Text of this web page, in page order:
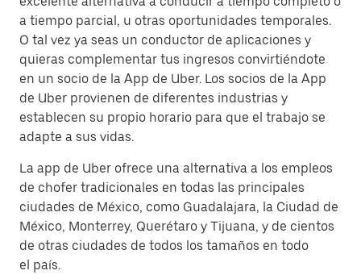
a tiempo parcial, u otras oportunidades temporales.
O tal vez ya seas un conductor de aplicaciones y
quieras complementar tus ingresos convirtiéndote
en un socio de la App de Uber. Los socios de la App
de Uber provienen de diferentes industrias y
establecen su propio horario para que el trabajo se
adapte a sus vidas.
La app de Uber ofrece una alternativa a los empleos
de chofer tradicionales en todas las principales
ciudades de México, como Guadalajara, la Ciudad de
México, Monterrey, Querétaro y Tijuana, y de cientos
de otras ciudades de todos los tamaños en todo
el país.